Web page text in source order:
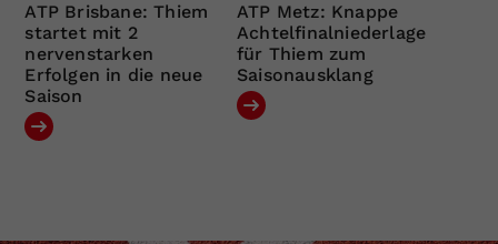
ATP Brisbane: Thiem
startet mit 2
nervenstarken
Erfolgen in die neue
Saison
ATP Metz: Knappe
Achtelfinalniederlage
für Thiem zum
Saisonausklang